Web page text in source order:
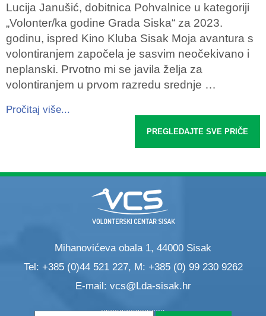
Lucija Janušić, dobitnica Pohvalnice u kategoriji
„Volonter/ka godine Grada Siska“ za 2023.
godinu, ispred Kino Kluba Sisak Moja avantura s
volontiranjem započela je sasvim neočekivano i
neplanski. Prvotno mi se javila želja za
volontiranjem u prvom razredu srednje …
Pročitaj više...
PREGLEDAJTE SVE PRIČE
Mihanovićeva obala 1, 44000 Sisak
Tel: +385 (0)44 521 227, M: +385 (0) 99 230 9262
E-mail: vcs@Lda-sisak.hr